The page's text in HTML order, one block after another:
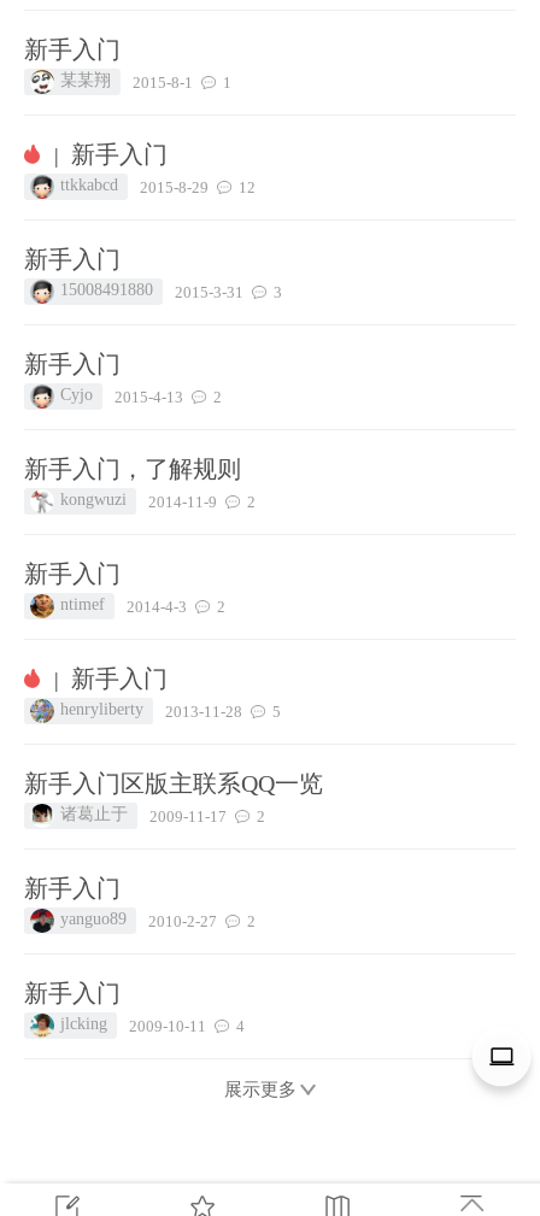
新手入门
某某翔 2015-8-1 1
| 新手入门
ttkkabcd 2015-8-29 12
新手入门
15008491880 2015-3-31 3
新手入门
Cyjo 2015-4-13 2
新手入门，了解规则
kongwuzi 2014-11-9 2
新手入门
ntimef 2014-4-3 2
| 新手入门
henryliberty 2013-11-28 5
新手入门区版主联系QQ一览
诸葛止于 2009-11-17 2
新手入门
yanguo89 2010-2-27 2
新手入门
jlcking 2009-10-11 4
展示更多